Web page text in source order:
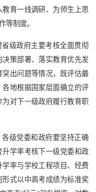
育一线调研、为师生上思
等制度。
级政府主要考核全面贯彻
策部署、落实教育优先发
出问题等情况，既评估最
地根据国家层面确立的评
对下一级政府履行教育职
级党委和政府要坚持正确
学率考核下一级党委和政
率与学校工程项目、经费
式以中高考成绩为标准奖